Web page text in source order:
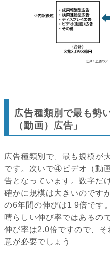
広告種類別で最も勢
（動画）広告」
広告種類別で、最も規模が
です。次いで④ビデオ（動
告となっています。数字だ
確かに規模は大きいのです
の6年間の伸びは1.9倍です
晴らしい伸び率ではあるの
伸び率は2.0倍ですので、
意が必要でしょう